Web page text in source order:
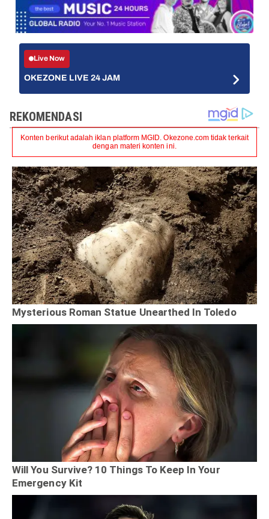
Live Now
OKEZONE LIVE 24 JAM